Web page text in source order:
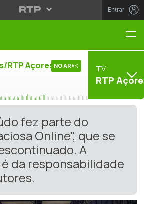
Entrar
RTP Açores NO AR TV
RTP
fez parte do
Online", que se
A
da responsabilidade